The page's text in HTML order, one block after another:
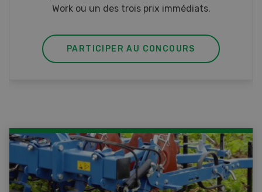
Work ou un des trois prix immédiats.
PARTICIPER AU CONCOURS